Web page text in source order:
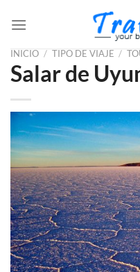
INICIO / TIPO DE VIAJE /
Salar de